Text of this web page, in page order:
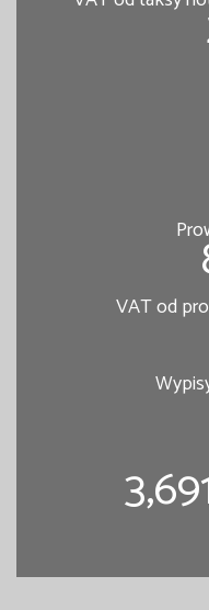
VAT od